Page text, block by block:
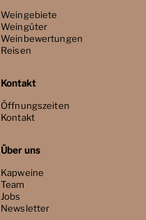
Weingebiete
Weingüter
Weinbewertungen
Reisen
Kontakt
Öffnungszeiten
Kontakt
Über uns
Kapweine
Team
Jobs
Newsletter